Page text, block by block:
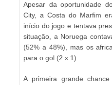
Apesar da oportunidade
City, a Costa do Marfim
início do jogo e tentava
situação, a Noruega
(52% a 48%), mas os
para o gol (2 x 1).
A primeira grande